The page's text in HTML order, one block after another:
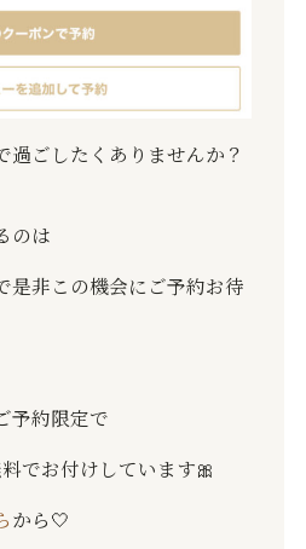
過ごしたくありませんか？
のは
是非この機会にご予約お待
予約限定で
でお付けしています🎀
から🤍